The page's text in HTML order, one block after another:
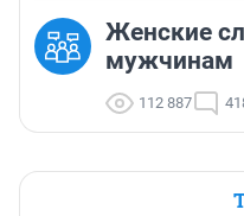
Женские
мужчинам
112 887